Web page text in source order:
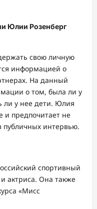
Юлии Розенберг
свою личную
информацией о
На данный
о том, была ли у
ли у нее дети. Юлия
и предпочитает не
публичных интервью.
спортивный
актриса. Она также
«Мисс